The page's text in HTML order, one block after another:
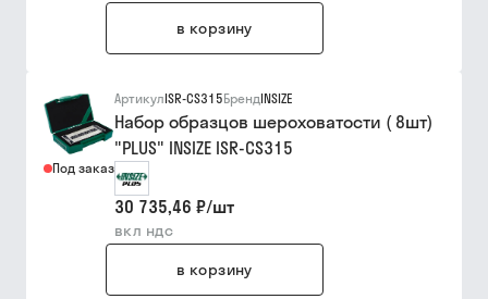
в корзину
Под заказ
АртикулISR-CS315БрендINSIZE
Набор образцов шероховатости ( 8шт)
"PLUS" INSIZE ISR-CS315
30 735,46 ₽/шт
вкл ндс
в корзину